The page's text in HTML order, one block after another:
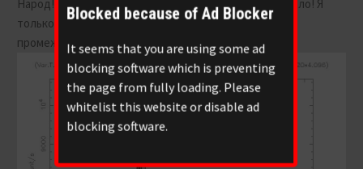
Народ! Не в тему, но!!! За 05.02 3!!! Гамма всплеска было! Я
только про один выкладывала. К 2м есть фото, к
промежуточному нет
Blocked because of Ad Blocker
It seems that you are using some ad
blocking software which is preventing
the page from fully loading. Please
whitelist this website or disable ad
blocking software.